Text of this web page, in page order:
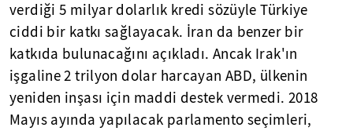
verdiği 5 milyar dolarlık kredi sözüyle Türkiye
ciddi bir katkı sağlayacak. İran da benzer bir
katkıda bulunacağını açıkladı. Ancak Irak'ın
işgaline 2 trilyon dolar harcayan ABD, ülkenin
yeniden inşası için maddi destek vermedi. 2018
Mayıs ayında yapılacak parlamento seçimleri,